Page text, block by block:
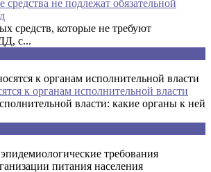
не подлежат обязательной
средств, которые не требуют
с...
к органам исполнительной власти
власти: какие органы к ней